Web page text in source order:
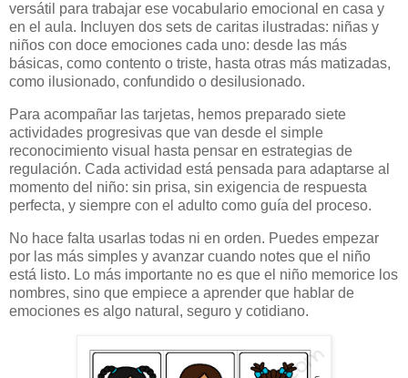
versátil para trabajar ese vocabulario emocional en casa y
en el aula. Incluyen dos sets de caritas ilustradas: niñas y
niños con doce emociones cada uno: desde las más
básicas, como contento o triste, hasta otras más matizadas,
como ilusionado, confundido o desilusionado.
Para acompañar las tarjetas, hemos preparado siete
actividades progresivas que van desde el simple
reconocimiento visual hasta pensar en estrategias de
regulación. Cada actividad está pensada para adaptarse al
momento del niño: sin prisa, sin exigencia de respuesta
perfecta, y siempre con el adulto como guía del proceso.
No hace falta usarlas todas ni en orden. Puedes empezar
por las más simples y avanzar cuando notes que el niño
está listo. Lo más importante no es que el niño memorice los
nombres, sino que empiece a aprender que hablar de
emociones es algo natural, seguro y cotidiano.